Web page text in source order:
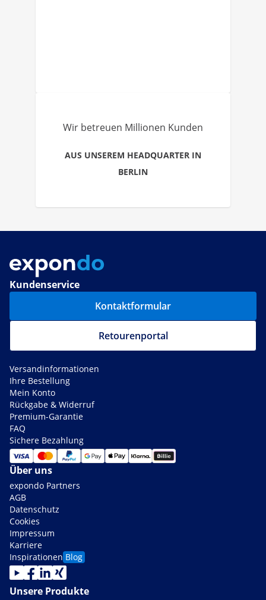
Wir betreuen Millionen Kunden
AUS UNSEREM HEADQUARTER IN
BERLIN
Kundenservice
Kontaktformular
Retourenportal
Versandinformationen
Ihre Bestellung
Mein Konto
Rückgabe & Widerruf
Premium-Garantie
FAQ
Sichere Bezahlung
Über uns
expondo Partners
AGB
Datenschutz
Cookies
Impressum
Karriere
Inspirationen Blog
Unsere Produkte